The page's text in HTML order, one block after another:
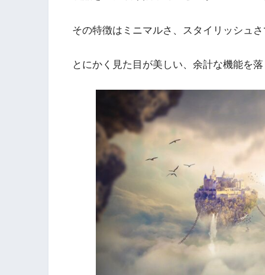
その特徴は ミニマルさ、スタイリッシュさ
とにかく 見た目が美しい、余計な機能を